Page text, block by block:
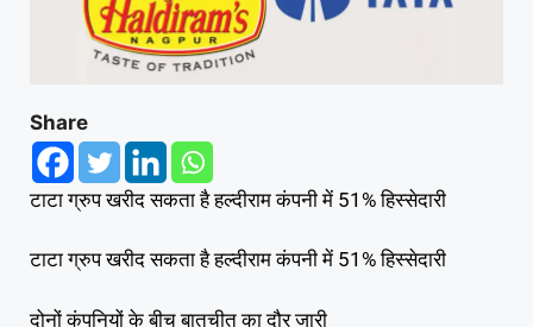
Share
टाटा ग्रुप खरीद सकता है हल्दीराम कंपनी में 51% हिस्सेदारी
टाटा ग्रुप खरीद सकता है हल्दीराम कंपनी में 51% हिस्सेदारी
दोनों कंपनियों के बीच बातचीत का दौर जारी